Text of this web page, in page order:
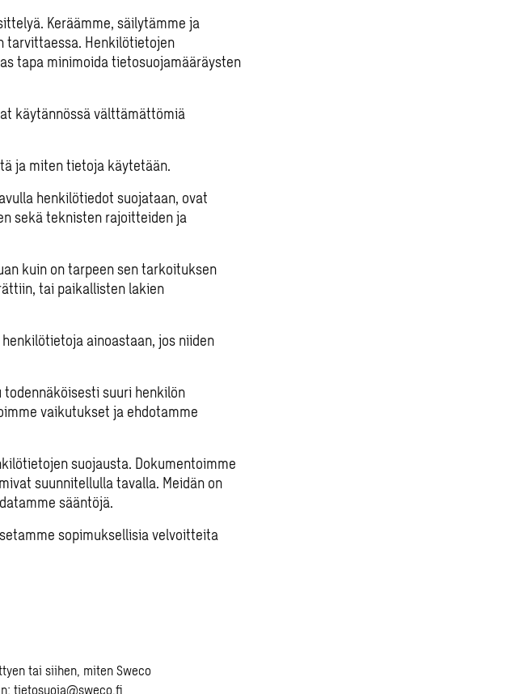
Keräämme, säilytämme ja
tarvittaessa. Henkilötietojen
tapa minimoida tietosuojamääräysten
käytännössä välttämättömiä
ja miten tietoja käytetään.
henkilötiedot suojataan, ovat
sekä teknisten rajoitteiden ja
kuin on tarpeen sen tarkoituksen
tai paikallisten lakien
ainoastaan, jos niiden
suuri henkilön
vaikutukset ja ehdotamme
suojausta. Dokumentoimme
suunnitellulla tavalla. Meidän on
sääntöjä.
sopimuksellisia velvoitteita
tai siihen, miten Sweco
tietosuoja@sweco.fi